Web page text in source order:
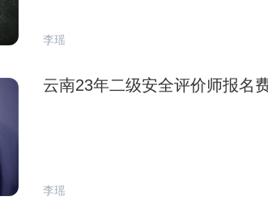
李瑶
云南23年二级安全评价师报名
李瑶